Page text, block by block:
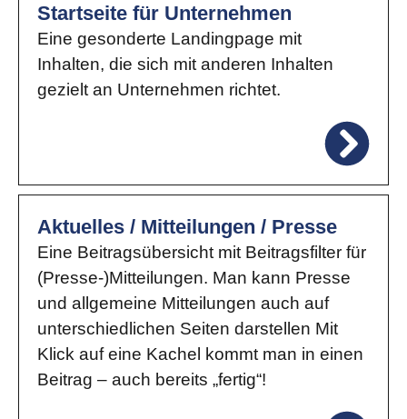
Startseite für Unternehmen
Eine gesonderte Landingpage mit
Inhalten, die sich mit anderen Inhalten
gezielt an Unternehmen richtet.
Aktuelles / Mitteilungen / Presse
Eine Beitragsübersicht mit Beitragsfilter für
(Presse-)Mitteilungen. Man kann Presse
und allgemeine Mitteilungen auch auf
unterschiedlichen Seiten darstellen Mit
Klick auf eine Kachel kommt man in einen
Beitrag – auch bereits „fertig“!